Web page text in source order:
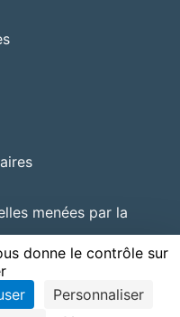
donne le contrôle sur
Personnaliser
menées par la
Hainaut - DGSI |